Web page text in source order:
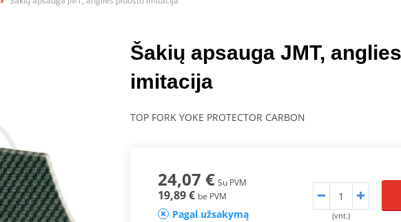
Šakių apsauga JMT,
imitacija
TOP FORK YOKE PROTECTOR CARBON
24,07 € Su PVM
19,89 € be PVM
Pagal užsakymą (vnt.)